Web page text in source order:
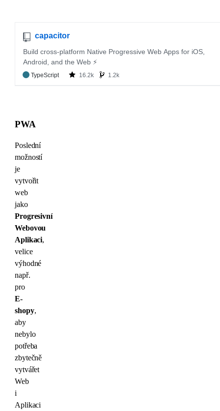
PWA
Poslední
možností
je
vytvořit
web
jako
Progresivní
Webovou
Aplikaci,
velice
výhodné
např.
pro
E-
shopy,
aby
nebylo
potřeba
zbytečně
vytvářet
Web
i
Aplikaci